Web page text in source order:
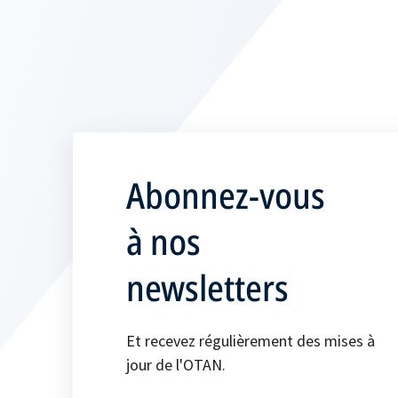
Abonnez-vous
à nos
newsletters
Et recevez régulièrement des mises à
jour de l'OTAN.